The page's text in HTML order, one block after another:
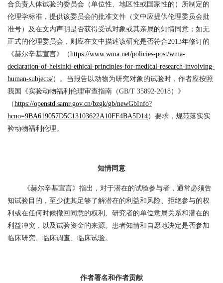
合负责人体试验的委员会（单位性、地区性或国家性的）所制定的
伦理学标准，提供该委员会的批准文件（文中应提供伦理委员会批
准号）及在文内声明是否获得受试对象或其亲属的知情同意；如无
正式的伦理委员会，则应在文中描述该研究是否符合2013年修订的
《赫尔辛基宣言》（https://www.wma.net/policies-post/wma-
declaration-of-helsinki-ethical-principles-for-medical-research-involving-
human-subjects/）。当报告以动物为研究对象的试验时，作者应按照
我国《实验动物福利伦理审查指南（GB/T 35892-2018）》
（https://openstd.samr.gov.cn/bzgk/gb/newGbInfo?
hcno=9BA619057D5C13103622A10FF4BA5D14）要求，规范落实实
验动物福利伦理。
知情同意
《赫尔辛基宣言》指出，对于潜在的试验参与者，通常必须告
知试验目的，至少使其足够了解潜在的利益和风险、拒绝参与的权
利或在任何时候撤回同意的权利、研究者的单位隶属关系和潜在的
利益冲突，以及试验资金的来源。患者知情和自愿地决定是否参加
临床研究、临床调查、临床试验。
作者署名和作者贡献